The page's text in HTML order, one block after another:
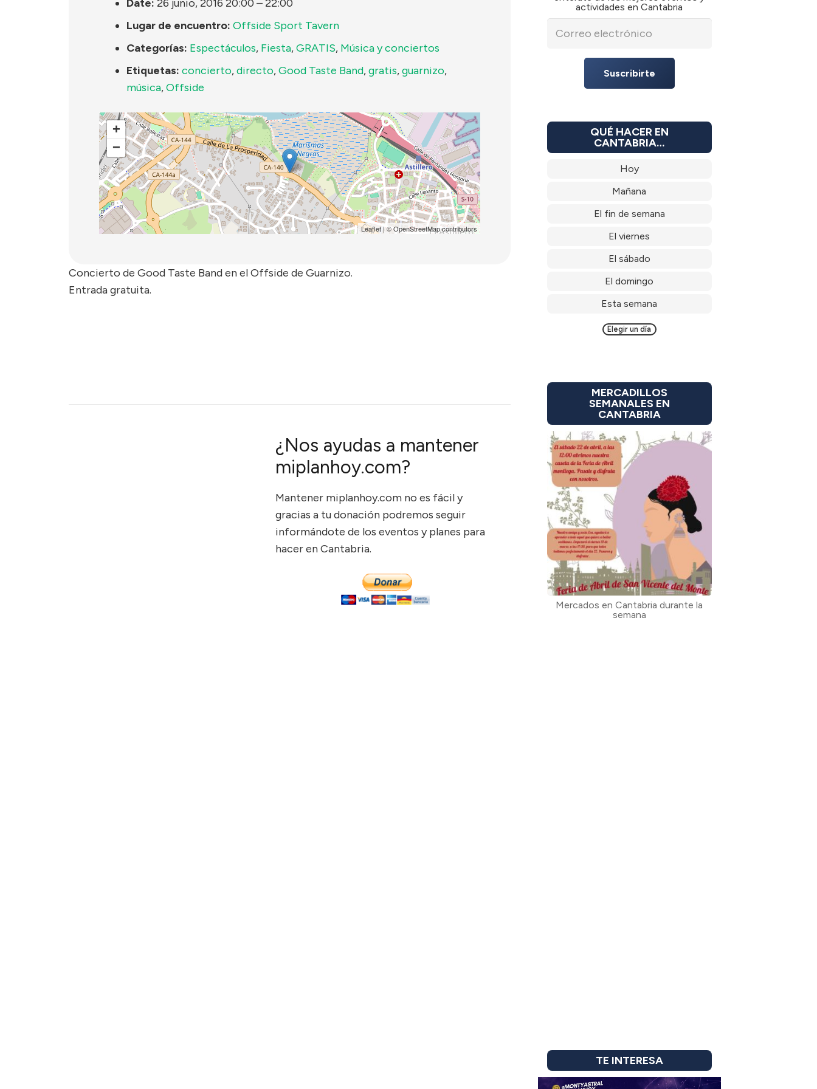
Date: 26 junio, 2016 20:00 –22:00
Lugar de encuentro: Offside Sport Tavern
Categorías: Espectáculos, Fiesta,GRATIS, Música y conciertos
Etiquetas: concierto,directo,Good Taste Band,gratis,guarnizo,
música,Offside
+
−
Leaflet| ©OpenStreetMapcontributors
Concierto de Good Taste Band en el Offside de Guarnizo.
Entrada gratuita.
¿Nos ayudas a mantener
miplanhoy.com?
Mantener miplanhoy.com no es fácil y
gracias a tu donación podremos seguir
informándote de los eventos y planes para
hacer en Cantabria.
actividades en Cantabria
Suscribirte
QUÉ HACER EN
CANTABRIA…
Hoy
Mañana
El fin de semana
El viernes
El sábado
El domingo
Esta semana
Elegir un día
MERCADILLOS
SEMANALES EN
CANTABRIA
Mercados en Cantabria durante la
semana
TE INTERESA